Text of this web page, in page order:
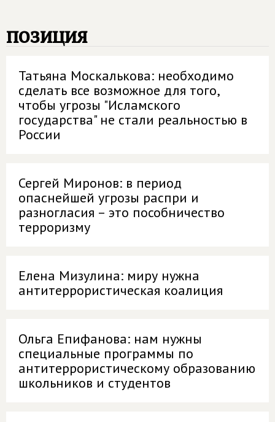
позиция
Татьяна Москалькова: необходимо
сделать все возможное для того,
чтобы угрозы "Исламского
государства" не стали реальностью в
России
Сергей Миронов: в период
опаснейшей угрозы распри и
разногласия – это пособничество
терроризму
Елена Мизулина: миру нужна
антитеррористическая коалиция
Ольга Епифанова: нам нужны
специальные программы по
антитеррористическому образованию
школьников и студентов